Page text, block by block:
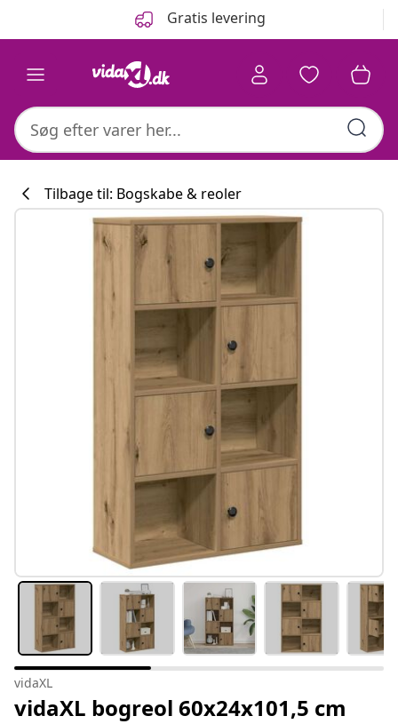
Gratis levering
Tilbage til: Bogskabe & reoler
vidaXL
vidaXL bogreol 60x24x101,5 cm